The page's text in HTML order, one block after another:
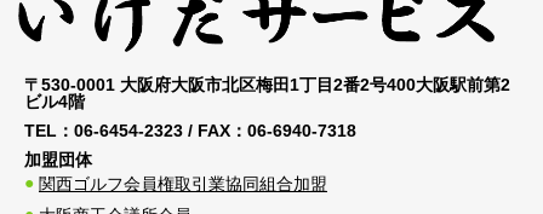
〒530-0001 大阪府大阪市北区梅田1丁目2番2号400大阪駅前第2
ビル4階
TEL： 06-6454-2323 / FAX： 06-6940-7318
加盟団体
関西ゴルフ会員権取引業協同組合加盟